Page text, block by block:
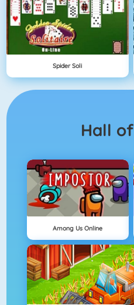
Spider Soli
Hall of
Among Us Online